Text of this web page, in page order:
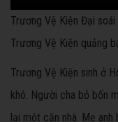
Trương Vệ Kiện Đại soái
Trương Vệ Kiện quảng
Trương Vệ Kiện sinh ở
khó. Người cha bỏ bốn
lại một căn nhà. Mẹ